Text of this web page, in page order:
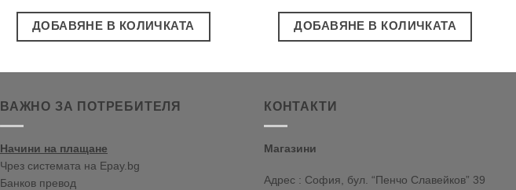
ДОБАВЯНЕ В КОЛИЧКАТА ДОБАВЯНЕ В КОЛИЧКАТА
ВАЖНО ЗА ПОТРЕБИТЕЛЯ
Начини на плащане
Чрез системата на Epay.bg
Банков превод
КОНТАКТИ
Магазини
Адрес : София, бул. “Пенчо Славейков” 39